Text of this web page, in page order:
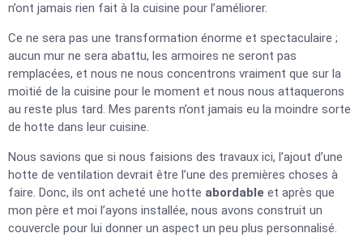
n’ont jamais rien fait à la cuisine pour l’améliorer.
Ce ne sera pas une transformation énorme et spectaculaire ;
aucun mur ne sera abattu, les armoires ne seront pas
remplacées, et nous ne nous concentrons vraiment que sur la
moitié de la cuisine pour le moment et nous nous attaquerons
au reste plus tard. Mes parents n’ont jamais eu la moindre sorte
de hotte dans leur cuisine.
Nous savions que si nous faisions des travaux ici, l’ajout d’une
hotte de ventilation devrait être l’une des premières choses à
faire. Donc, ils ont acheté une hotte abordable et après que
mon père et moi l’ayons installée, nous avons construit un
couvercle pour lui donner un aspect un peu plus personnalisé.